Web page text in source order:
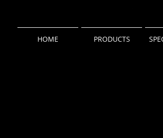
HOME PRODUCTS